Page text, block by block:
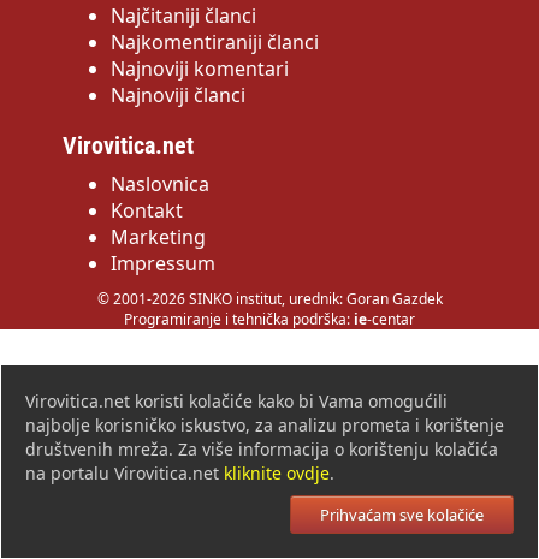
Najčitaniji članci
Najkomentiraniji članci
Najnoviji komentari
Najnoviji članci
Virovitica.net
Naslovnica
Kontakt
Marketing
Impressum
© 2001-2026 SINKO institut, urednik: Goran Gazdek
Programiranje i tehnička podrška: ie-centar
Virovitica.net koristi kolačiće kako bi Vama omogućili
najbolje korisničko iskustvo, za analizu prometa i korištenje
društvenih mreža. Za više informacija o korištenju kolačića
na portalu Virovitica.net kliknite ovdje.